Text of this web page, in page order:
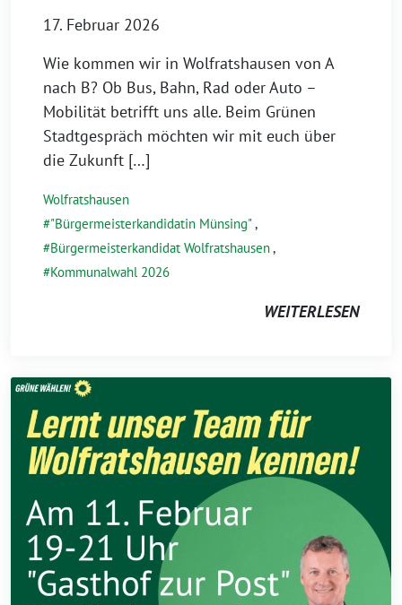
17. Februar 2026
Wie kommen wir in Wolfratshausen von A
nach B? Ob Bus, Bahn, Rad oder Auto –
Mobilität betrifft uns alle. Beim Grünen
Stadtgespräch möchten wir mit euch über
die Zukunft […]
Wolfratshausen
"Bürgermeisterkandidatin Münsing",
Bürgermeisterkandidat Wolfratshausen,
Kommunalwahl 2026
WEITERLESEN